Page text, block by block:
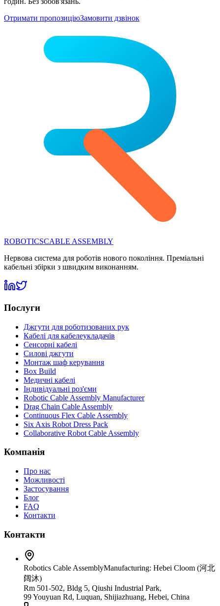
Отримати пропозиціюЗамовити дзвінок
ROBOTICSCABLE ASSEMBLY
Нервова система для роботів нового покоління. Преміальні
кабельні збірки з швидким виконанням.
Послуги
Джгути для роботизованих рук
Кабелі для кабелеукладачів
Сенсорні кабелі
Силові джгути
Монтаж шаф керування
Box Build
Медичні кабелі
Індивідуальні роз'єми
Robotic Cable Assembly Manufacturer
Drag Chain Cable Assembly
Continuous Flex Cable Assembly
Six Axis Robot Dress Pack
Collaborative Robot Cable Assembly
Компанія
Про нас
Можливості
Застосування
Блог
FAQ
Контакти
Контакти
Robotics Cable AssemblyManufacturing: Hebei Cloom (河北
阔沐)
Rm 501-502, Bldg 5, Qiushi Industrial Park,
99 Youyuan Rd, Luquan, Shijiazhuang, Hebei, China